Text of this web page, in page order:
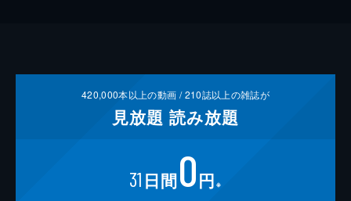
420,000本以上の動画 /210誌以上の雑誌が
見放題 読み放題
31 日間0円 ※